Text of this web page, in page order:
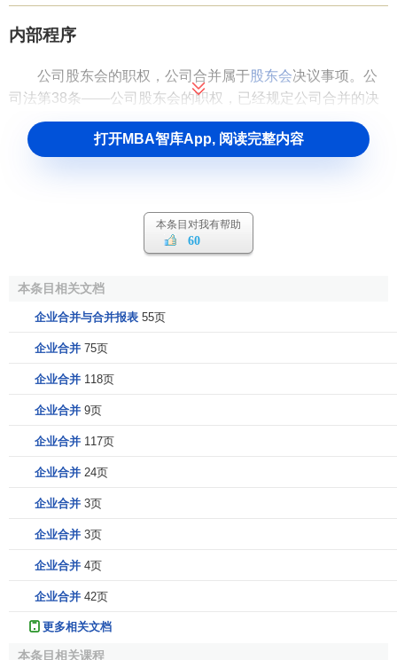
内部程序
公司股东会的职权，公司合并属于股东会决议事项。公
司法第38条——公司股东会的职权，已经规定公司合并的决
议是股东会的职权，决议形成的表决标准。公司法第44条有
限责任公司——规定有限公司 经代表三分之二以上表决权的
财产清单；各自于合并决议通过后10日内通知各自
决议通过30日内，在报纸上至少公告一次
但其涉及相关公司股东、
资产权属移转，必须依法对合并行为予以规制。对于特殊类
部门的批准，如国有公司合并的，需按我国国有资产监管法
规经过国有资产主管部门的审批，再如，
企业合并的分类
integration）。合并企业的双方或多方原来属于同一个行业，
生产同类产品。
打开MBA智库App, 阅读完整内容
本条目对我有帮助
60
本条目相关文档
企业合并与合并报表 55页
企业合并 75页
企业合并 118页
企业合并 9页
企业合并 117页
企业合并 24页
企业合并 3页
企业合并 3页
企业合并 4页
企业合并 42页
更多相关文档
本条目相关课程